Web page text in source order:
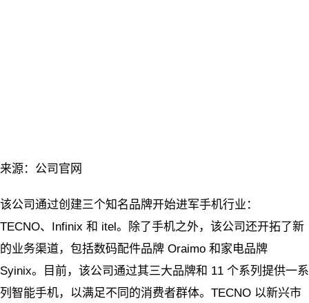
来源：公司官网
该公司通过创建三个知名品牌开始进军手机行业：
TECNO、Infinix 和 itel。除了手机之外，该公司还开拓了新
的业务渠道，包括数码配件品牌 Oraimo 和家电品牌
Syinix。目前，该公司通过其三大品牌和 11 个系列提供一系
列智能手机，以满足不同的消费者群体。TECNO 以新兴市